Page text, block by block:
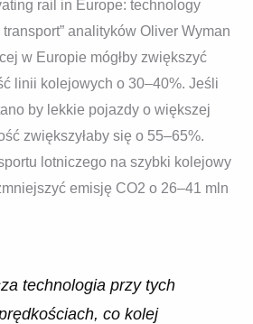
rail in Europe: technology
analityków Oliver Wyman
w Europie mógłby zwiększyć
linii kolejowych o 30–40%. Jeśli
by lekkie pojazdy o większej
zwiększyłaby się o 55–65%.
lotniczego na szybki kolejowy
emisję CO2 o 26–41 mln
technologia przy tych
co kolej